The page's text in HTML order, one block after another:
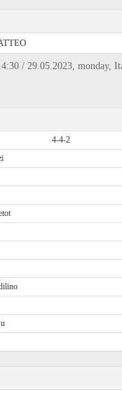
/ 29.05.2023, monday,
4-4-2